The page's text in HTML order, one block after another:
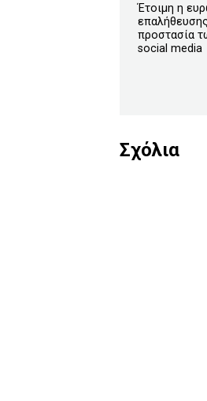
Έτοιμη η
προστασία
social media
Σχόλια